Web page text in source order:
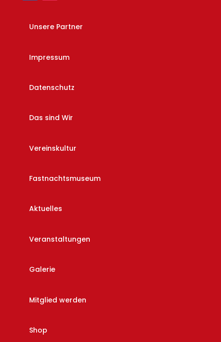
Unsere Partner
Impressum
Datenschutz
Das sind Wir
Vereinskultur
Fastnachtsmuseum
Aktuelles
Veranstaltungen
Galerie
Mitglied werden
Shop